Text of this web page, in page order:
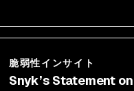
脆弱性インサイト
Snyk’s Statement